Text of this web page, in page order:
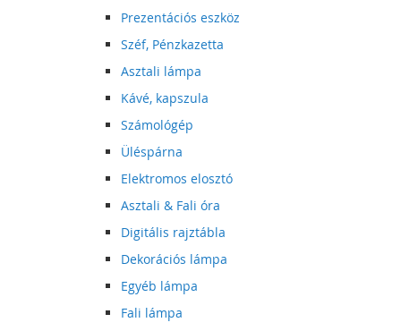
Prezentációs eszköz
Széf, Pénzkazetta
Asztali lámpa
Kávé, kapszula
Számológép
Üléspárna
Elektromos elosztó
Asztali & Fali óra
Digitális rajztábla
Dekorációs lámpa
Egyéb lámpa
Fali lámpa